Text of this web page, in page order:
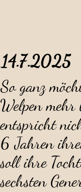
So ganz
Welpen
entspricht
6 Jahren
soll ihre
sechsten